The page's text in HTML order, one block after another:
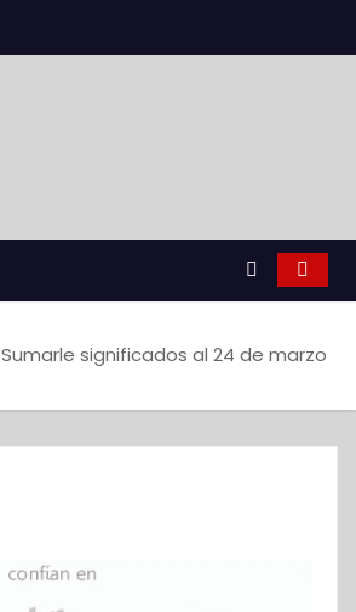
Sumarle significados al 24 de marzo